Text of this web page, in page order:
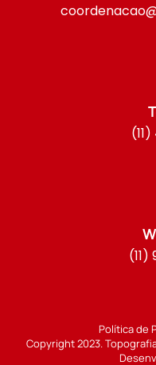
Política de
Copyright 2023.